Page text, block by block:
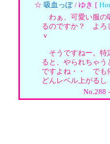
☆ 吸血っぽ/ ゆき [
わぁ、可愛い服の
るのですか？ よろ
ｖ
そうですねー。特
ると、やられちゃ
ですよね・・ でも
どんレベル上がるし
No.288